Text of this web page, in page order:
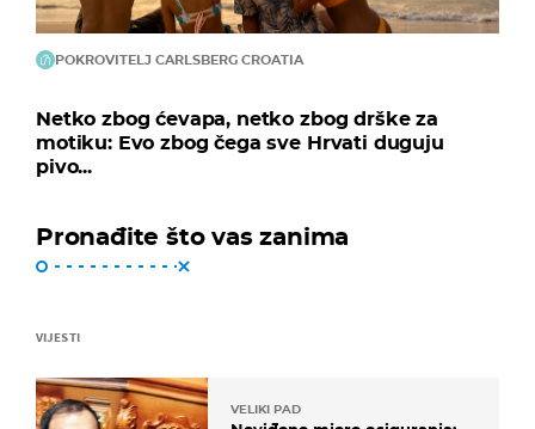
POKROVITELJ CARLSBERG CROATIA
Netko zbog ćevapa, netko zbog drške za
motiku: Evo zbog čega sve Hrvati duguju
pivo...
Pronađite što vas zanima
VIJESTI
VELIKI PAD